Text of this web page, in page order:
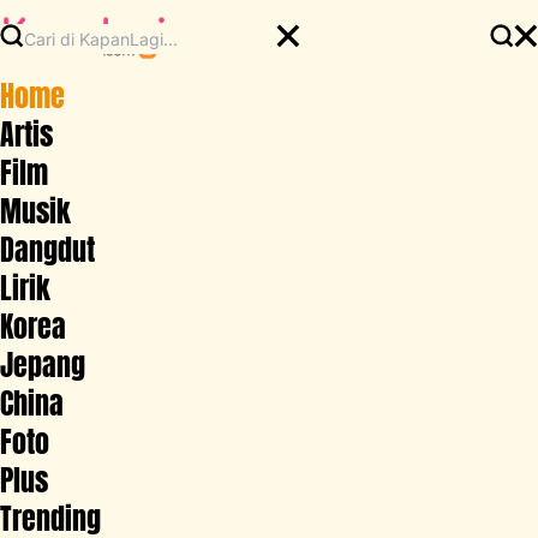
Home
Artis
Film
Musik
Dangdut
Lirik
Korea
Jepang
China
Foto
Plus
Trending